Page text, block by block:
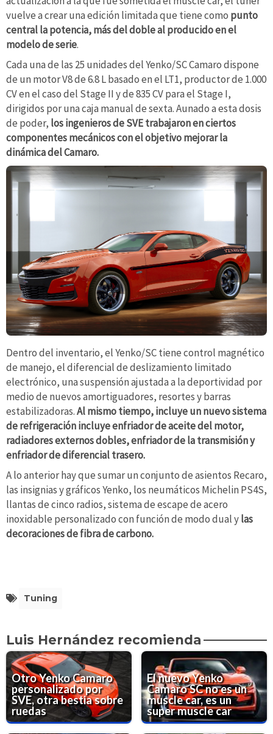
vuelve a crear una edición limitada que tiene como punto
central la potencia, más del doble al producido en el
modelo de serie.
Cada una de las 25 unidades del Yenko/SC Camaro dispone
de un motor V8 de 6.8 L basado en el LT1, productor de 1.000
CV en el caso del Stage II y de 835 CV para el Stage I,
dirigidos por una caja manual de sexta. Aunado a esta dosis
de poder, los ingenieros de SVE trabajaron en ciertos
componentes mecánicos con el objetivo mejorar la
dinámica del Camaro.
Dentro del inventario, el Yenko/SC tiene control magnético
de manejo, el diferencial de deslizamiento limitado
electrónico, una suspensión ajustada a la deportividad por
medio de nuevos amortiguadores, resortes y barras
estabilizadoras.Al mismo tiempo, incluye un nuevo sistema
de refrigeración incluye enfriador de aceite del motor,
radiadores externos dobles, enfriador de la transmisión y
enfriador de diferencial trasero.
A lo anterior hay que sumar un conjunto de asientos Recaro,
las insignias y gráficos Yenko, los neumáticos Michelin PS4S,
llantas de cinco radios, sistema de escape de acero
inoxidable personalizado con función de modo dual ylas
decoraciones de fibra de carbono.
Tuning
Luis Hernández recomienda
Otro Yenko Camaro
personalizado por
SVE, otra bestia sobre
ruedas
El nuevo Yenko
Camaro SC no es un
muscle car, es un
super muscle car